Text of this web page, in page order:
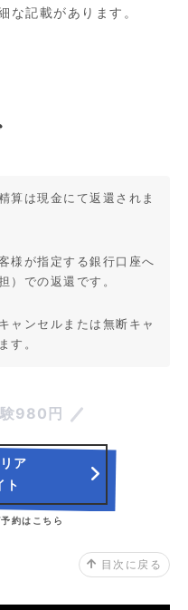
な記載があります。
算は現金にて返還されま
様が指定する銀行口座へ
）での返還です。
ャンセルまたは無断キャ
す。
験980円
ア
ト
約はこちら
目次に戻る